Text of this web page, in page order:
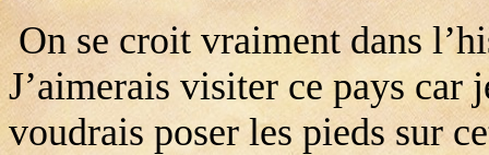
On se croit vraiment dans
J’aimerais visiter ce pays car
voudrais poser les pieds sur